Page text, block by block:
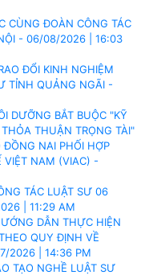
CÙNG ĐOÀN CÔNG TÁC
- 06/08/2026 | 16:03
ĐỔI KINH NGHIỆM
TỈNH QUẢNG NGÃI -
DƯỠNG BẮT BUỘC "KỸ
THUẬN TRỌNG TÀI"
NAI PHỐI HỢP
VIỆT NAM (VIAC) -
TÁC LUẬT SƯ 06
| 11:29 AM
DẪN THỰC HIỆN
QUY ĐỊNH VỀ
2026 | 14:36 PM
TẠO NGHỀ LUẬT SƯ